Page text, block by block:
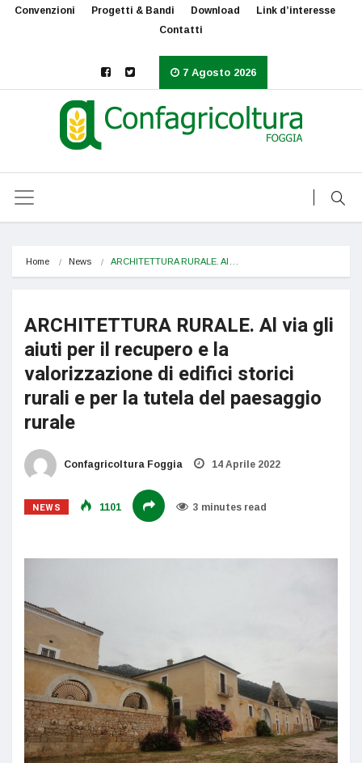
Convenzioni Progetti & Bandi Download
Link d’interesse
Contatti
7 Agosto 2026
Home News ARCHITETTURA RURALE. Al…
ARCHITETTURA RURALE. Al via gli
aiuti per il recupero e la
valorizzazione di edifici storici
rurali e per la tutela del paesaggio
rurale
Confagricoltura Foggia 14 Aprile 2022
NEWS 1101 3 minutes read